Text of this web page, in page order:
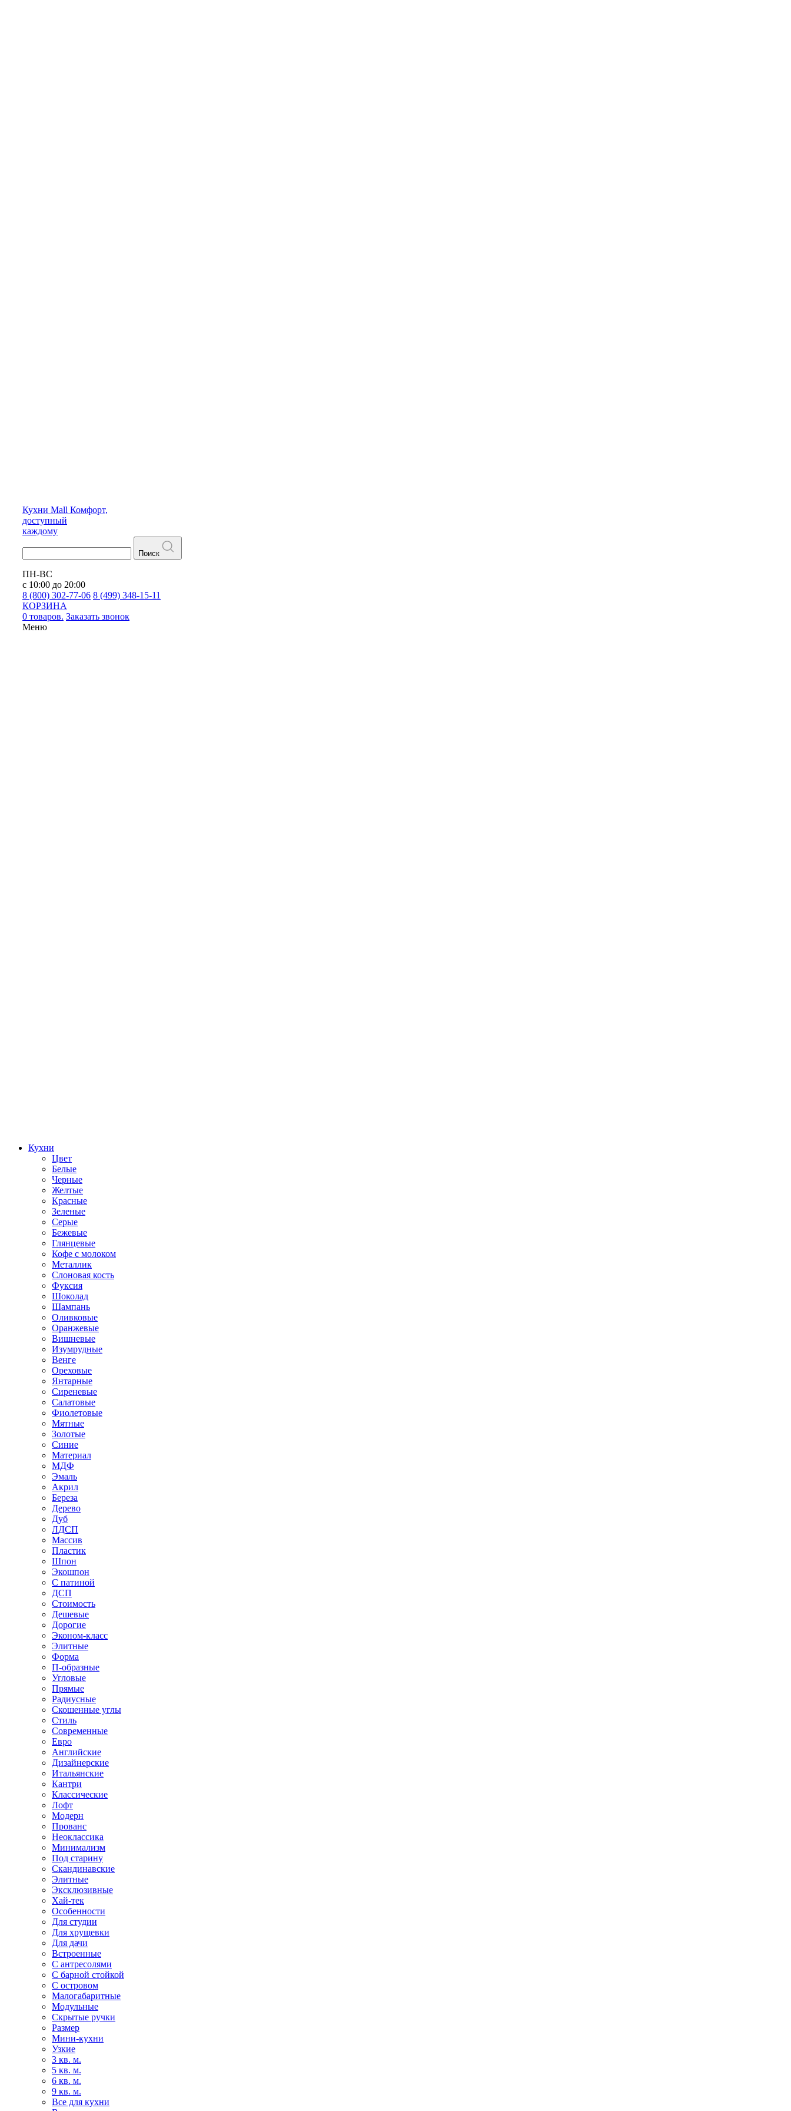
Кухни Mall Комфорт,
доступный
каждому
Поиск
ПН-ВС
с 10:00 до 20:00
8 (800) 302-77-06 8 (499) 348-15-11
КОРЗИНА
0 товаров. Заказать звонок
Меню
Кухни
Цвет
Белые
Черные
Желтые
Красные
Зеленые
Серые
Бежевые
Глянцевые
Кофе с молоком
Металлик
Слоновая кость
Фуксия
Шоколад
Шампань
Оливковые
Оранжевые
Вишневые
Изумрудные
Венге
Ореховые
Янтарные
Сиреневые
Салатовые
Фиолетовые
Мятные
Золотые
Синие
Материал
МДФ
Эмаль
Акрил
Береза
Дерево
Дуб
ЛДСП
Массив
Пластик
Шпон
Экошпон
С патиной
ДСП
Стоимость
Дешевые
Дорогие
Эконом-класс
Элитные
Форма
П-образные
Угловые
Прямые
Радиусные
Скошенные углы
Стиль
Современные
Евро
Английские
Дизайнерские
Итальянские
Кантри
Классические
Лофт
Модерн
Прованс
Неоклассика
Минимализм
Под старину
Скандинавские
Элитные
Эксклюзивные
Хай-тек
Особенности
Для студии
Для хрущевки
Для дачи
Встроенные
С антресолями
С барной стойкой
С островом
Малогабаритные
Модульные
Скрытые ручки
Размер
Мини-кухни
Узкие
3 кв. м.
5 кв. м.
6 кв. м.
9 кв. м.
Все для кухни